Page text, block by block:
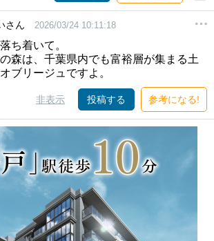
さん 2026/03/24 10:11:18
ち着いて。
森は、千葉県内でも富裕層が集まる土
ブリージュですよ。
非表示 投稿する 参考になる!